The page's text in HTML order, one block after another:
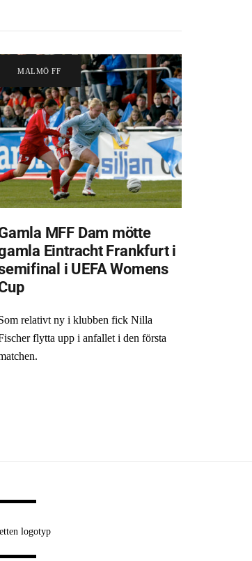
MALMÖ FF
MFF Dam mötte
Eintracht Frankfurt i
i UEFA Womens
relativt ny i klubben fick Nilla
flytta upp i anfallet i den första